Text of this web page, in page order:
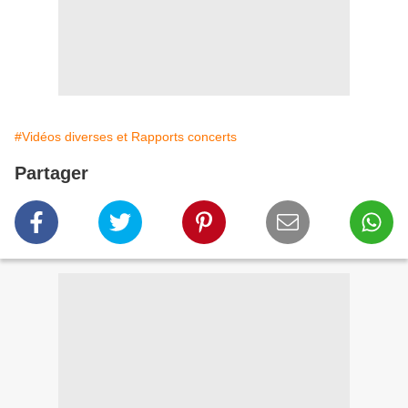
#Vidéos diverses et Rapports concerts
Partager